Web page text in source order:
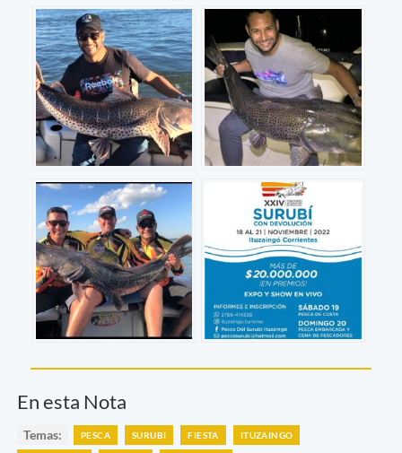
En esta Nota
Temas: PESCA SURUBI FIESTA ITUZAINGO